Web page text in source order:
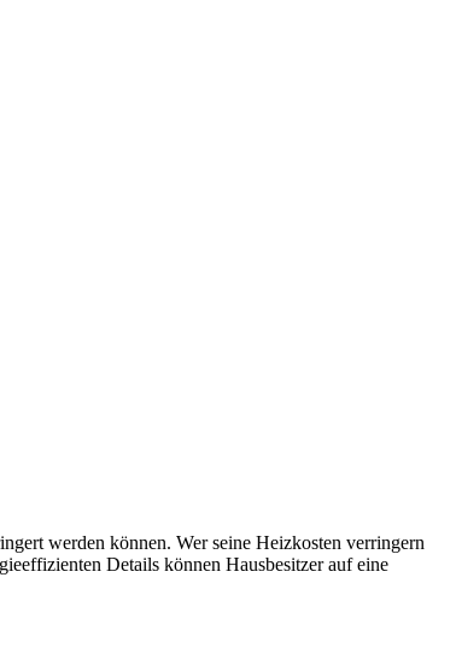
werden können. Wer seine Heizkosten verringern
Details können Hausbesitzer auf eine